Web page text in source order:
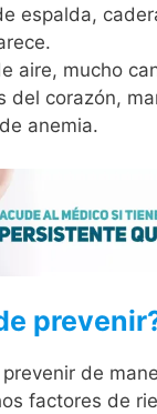
espalda,
aire, mucho
del corazón,
anemia.
de
factores de